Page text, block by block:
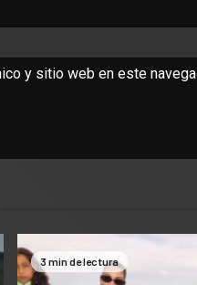
y sitio web en este
3 min de lectura